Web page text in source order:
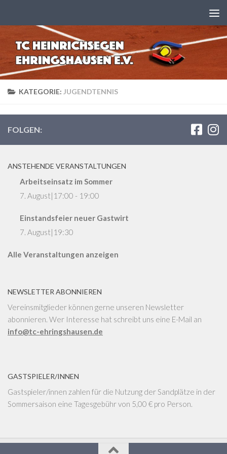
KATEGORIE: JUGENDTENNIS
FOLGEN:
ANSTEHENDE VERANSTALTUNGEN
Arbeitseinsatz im Sommer
7. August|17:00 - 19:00
Einstandsfeier neuer Gastwirt
7. August|19:30
Alle Veranstaltungen anzeigen
NEWSLETTER ABONNIEREN
Vereinsmitglieder können gerne unseren Newsletter
abonnieren. Wer Interesse hat schreibt uns eine E-Mail an
info@tc-ehringshausen.de
GASTSPIELER/INNEN
Gastspieler/innen zahlen für die Nutzung der Sandplätze in der
Sommersaison eine Tagesgebühr von 5,00 € pro Person.